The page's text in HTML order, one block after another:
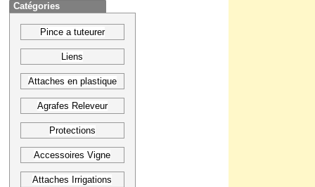
Catégories
Pince a tuteurer
Liens
Attaches en plastique
Agrafes Releveur
Protections
Accessoires Vigne
Attaches Irrigations